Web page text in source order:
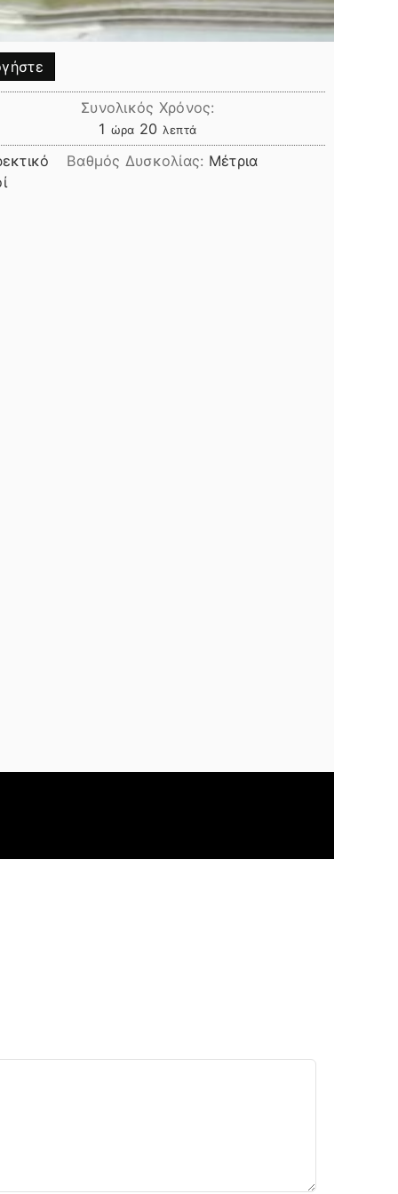
Συνολικός Χρόνος:
1 ώρα
ώρα 20 λεπτά
λεπτά
Βαθμός Δυσκολίας: Μέτρια